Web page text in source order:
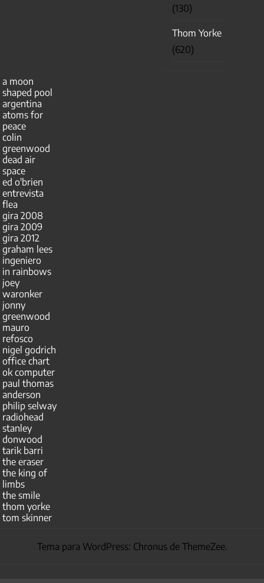
(130)
Thom Yorke
(620)
a moon
shaped pool
argentina
atoms for
peace
colin
greenwood
dead air
space
ed o'brien
entrevista
flea
gira 2008
gira 2009
gira 2012
graham lees
ingeniero
in rainbows
joey
waronker
jonny
greenwood
mauro
refosco
nigel godrich
office chart
ok computer
paul thomas
anderson
philip selway
radiohead
stanley
donwood
tarik barri
the eraser
the king of
limbs
the smile
thom yorke
tom skinner
Tema para WordPress: Chronus de ThemeZee.